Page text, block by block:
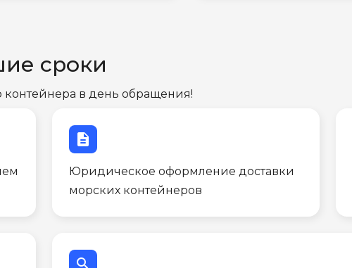
сроки
контейнера в день обращения!
description
Юридическое оформление доставки
морских контейнеров
search